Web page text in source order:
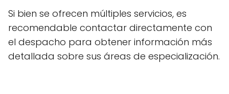
Si bien se ofrecen múltiples servicios, es
recomendable contactar directamente con
el despacho para obtener información más
detallada sobre sus áreas de especialización.